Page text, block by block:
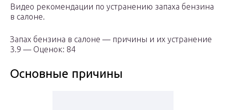
Видео рекомендации по устранению запаха бензина
в салоне.
Запах бензина в салоне — причины и их устранение
3.9 — Оценок: 84
Основные причины